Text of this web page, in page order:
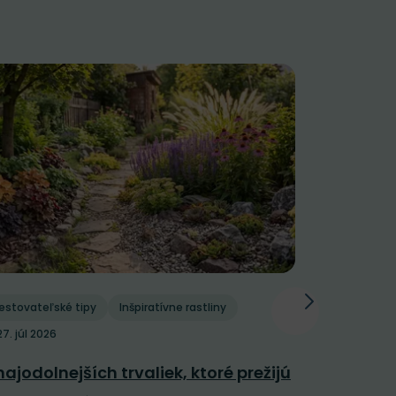
tipy
Inšpiratívne rastliny
júl 2026
trvaliek, ktoré prežijú